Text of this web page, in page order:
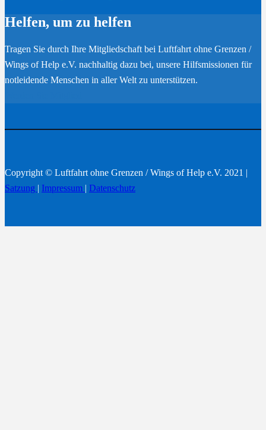
Helfen, um zu helfen
Tragen Sie durch Ihre Mitgliedschaft bei Luftfahrt ohne Grenzen /
Wings of Help e.V. nachhaltig dazu bei, unsere Hilfsmissionen für
notleidende Menschen in aller Welt zu unterstützen.
Copyright © Luftfahrt ohne Grenzen / Wings of Help e.V. 2021 |
Satzung | Impressum | Datenschutz